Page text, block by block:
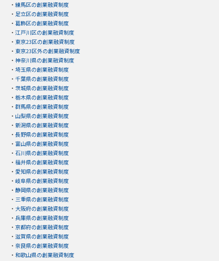
・ 練馬区の創業融資制度
・ 足立区の創業融資制度
・ 葛飾区の創業融資制度
・ 江戸川区の創業融資制度
・ 東京23区の創業融資制度
・ 東京23区外の創業融資制度
・ 神奈川県の創業融資制度
・ 埼玉県の創業融資制度
・ 千葉県の創業融資制度
・ 茨城県の創業融資制度
・ 栃木県の創業融資制度
・ 群馬県の創業融資制度
・ 山梨県の創業融資制度
・ 新潟県の創業融資制度
・ 長野県の創業融資制度
・ 富山県の創業融資制度
・ 石川県の創業融資制度
・ 福井県の創業融資制度
・ 愛知県の創業融資制度
・ 岐阜県の創業融資制度
・ 静岡県の創業融資制度
・ 三重県の創業融資制度
・ 大阪府の創業融資制度
・ 兵庫県の創業融資制度
・ 京都府の創業融資制度
・ 滋賀県の創業融資制度
・ 奈良県の創業融資制度
・ 和歌山県の創業融資制度